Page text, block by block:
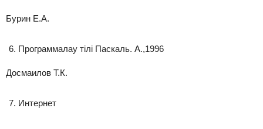
Бурин Е.А.
Программалау тілі Паскаль. А.,1996
Досмаилов Т.К.
Интернет